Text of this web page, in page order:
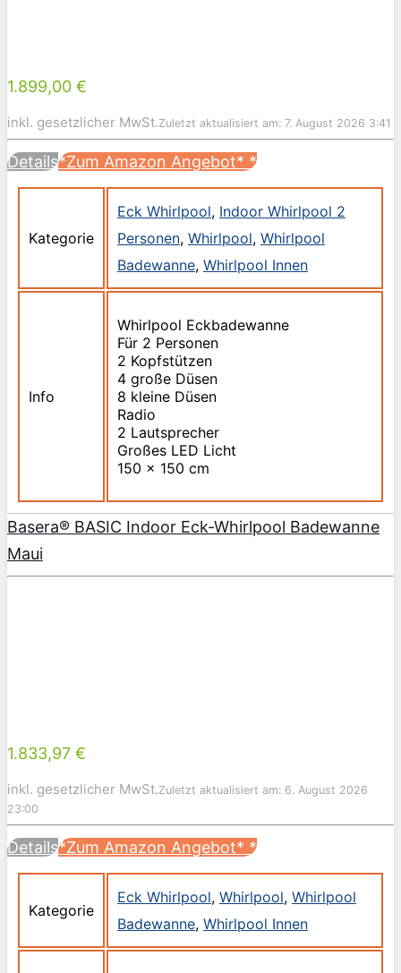
1.899,00 €
inkl. gesetzlicher MwSt.Zuletzt aktualisiert am: 7. August 2026 3:41
Details*Zum Amazon Angebot* *
Kategorie
Eck Whirlpool, Indoor Whirlpool 2
Personen, Whirlpool, Whirlpool
Badewanne, Whirlpool Innen
Info
Whirlpool Eckbadewanne
Für 2 Personen
2 Kopfstützen
4 große Düsen
8 kleine Düsen
Radio
2 Lautsprecher
Großes LED Licht
150 x 150 cm
Basera® BASIC Indoor Eck-Whirlpool Badewanne
Maui
1.833,97 €
inkl. gesetzlicher MwSt.Zuletzt aktualisiert am: 6. August 2026
23:00
Details*Zum Amazon Angebot* *
Kategorie
Eck Whirlpool, Whirlpool, Whirlpool
Badewanne, Whirlpool Innen